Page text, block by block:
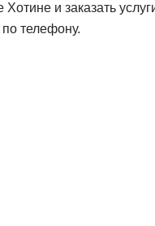
Хотине и заказать
телефону.